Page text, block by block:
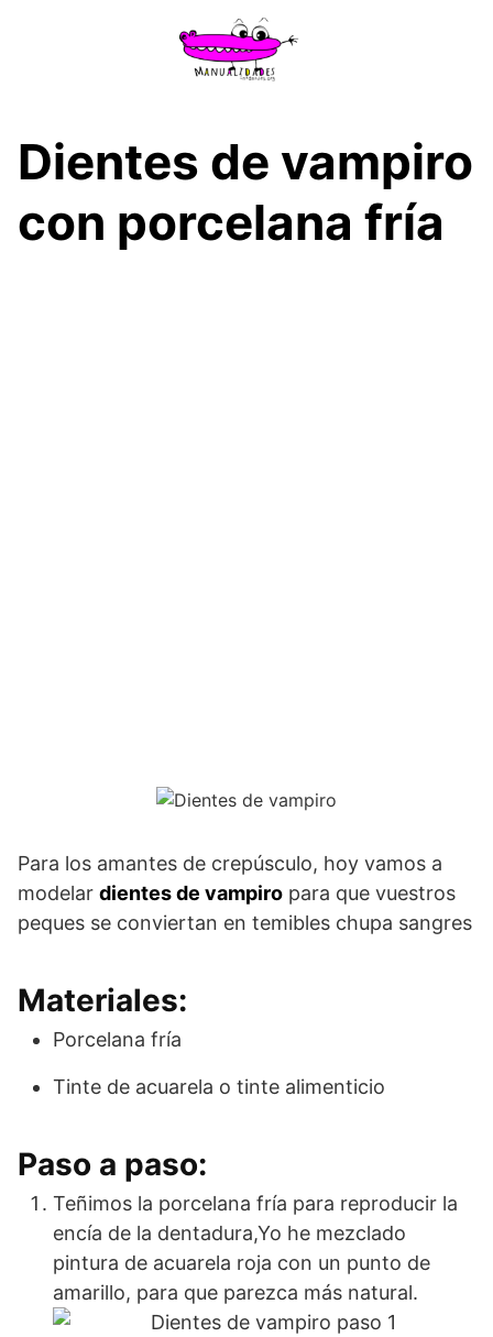
Dientes de vampiro
con porcelana fría
Para los amantes de crepúsculo, hoy vamos a
modelar dientes de vampiro para que vuestros
peques se conviertan en temibles chupa sangres
Materiales:
Porcelana fría
Tinte de acuarela o tinte alimenticio
Paso a paso:
Teñimos la porcelana fría para reproducir la
encía de la dentadura,Yo he mezclado
pintura de acuarela roja con un punto de
amarillo, para que parezca más natural.